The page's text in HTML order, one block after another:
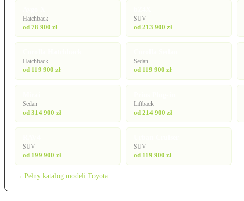
Hatchback
od 78 900 zł
SUV
od 213 900 zł
Hatchback
od 119 900 zł
Sedan
od 119 900 zł
Sedan
od 314 900 zł
Liftback
od 214 900 zł
SUV
od 199 900 zł
SUV
od 119 900 zł
→ Pełny katalog modeli Toyota